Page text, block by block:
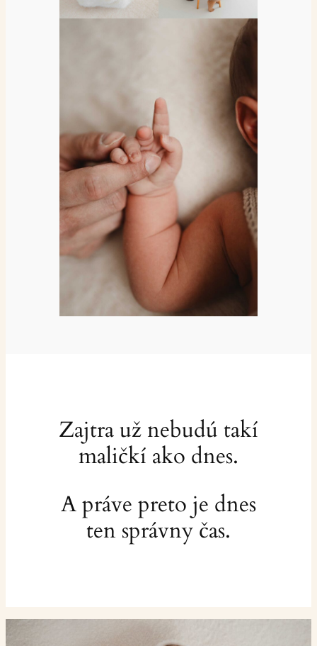
Zajtra už nebudú takí
maličkí ako dnes.
A práve preto je dnes
ten správny čas.